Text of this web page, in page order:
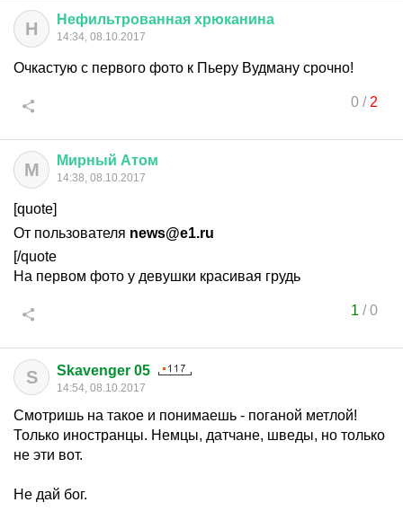
Н Нефильтрованная хрюканина
14:34, 08.10.2017
Очкастую с первого фото к Пьеру Вудману срочно!
0/ 2
М Мирный Атом
14:38, 08.10.2017
[quote]
От пользователя news@e1.ru
[/quote
На первом фото у девушки красивая грудь
1 /0
S Skavenger 05
14:54, 08.10.2017
Смотришь на такое и понимаешь - поганой метлой!
Только иностранцы. Немцы, датчане, шведы, но только
не эти вот.
Не дай бог.